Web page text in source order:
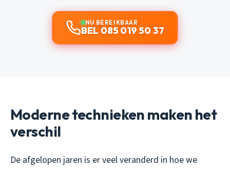
NU BEREIKBAAR
BEL 085 019 50 37
Moderne technieken maken het
verschil
De afgelopen jaren is er veel veranderd in hoe we